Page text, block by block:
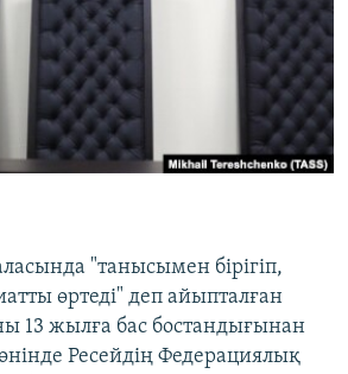
"танысымен бірігіп,
өртеді" деп айыпталған
13 жылға бас бостандығынан
Ресейдің Федерациялық